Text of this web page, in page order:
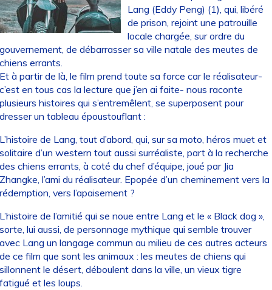
Lang (Eddy Peng) (1), qui, libéré
de prison, rejoint une patrouille
locale chargée, sur ordre du
de débarrasser sa ville natale des meutes de
errants.
à partir de là, le film prend toute sa force car le réalisateur-
en tous cas la lecture que j’en ai faite- nous raconte
histoires qui s’entremêlent, se superposent pour
un tableau époustouflant :
de Lang, tout d’abord, qui, sur sa moto, héros muet et
d’un western tout aussi surréaliste, part à la recherche
chiens errants, à coté du chef d’équipe, joué par Jia
l’ami du réalisateur. Epopée d’un cheminement vers la
vers l’apaisement ?
de l’amitié qui se noue entre Lang et le « Black dog »,
lui aussi, de personnage mythique qui semble trouver
Lang un langage commun au milieu de ces autres acteurs
ce film que sont les animaux : les meutes de chiens qui
le désert, déboulent dans la ville, un vieux tigre
et les loups.